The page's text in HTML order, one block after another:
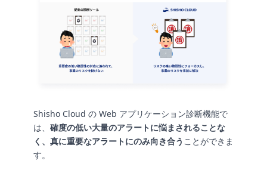
Shisho Cloud の Web アプリケーション診断機能で
は、 確度の低い大量のアラートに悩まされることな
く、真に重要なアラートにのみ向き合う ことができま
す。